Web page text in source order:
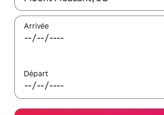
Arrivée
Départ